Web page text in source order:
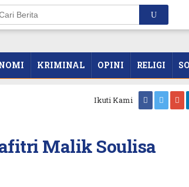
KRIMINAL OPINI RELIGI
Ikuti Kami
Malik Soulisa